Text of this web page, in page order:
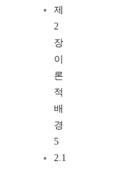
제
2
장
이
론
적
배
경
5
2.1